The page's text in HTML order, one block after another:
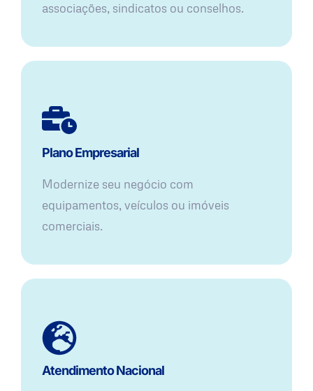
associações, sindicatos ou conselhos.
Plano Empresarial
Modernize seu negócio com
equipamentos, veículos ou imóveis
comerciais.
Atendimento Nacional